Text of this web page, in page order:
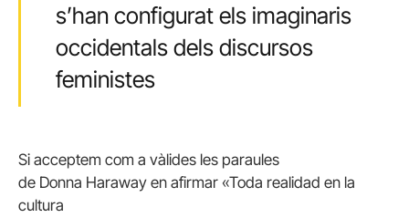
s’han configurat els imaginaris
occidentals dels discursos
feministes
Si acceptem com a vàlides les paraules
de Donna Haraway en afirmar «Toda realidad en la
cultura